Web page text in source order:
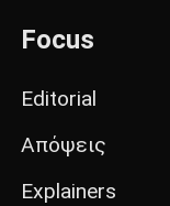
Focus
Editorial
Απόψεις
Explainers